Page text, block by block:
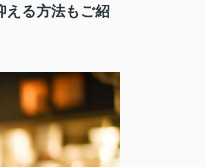
える方法もご紹